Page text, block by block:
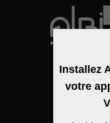
Installez
votre